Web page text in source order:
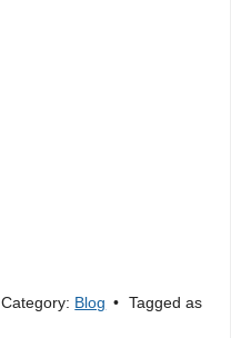
Category: Blog
Tagged as